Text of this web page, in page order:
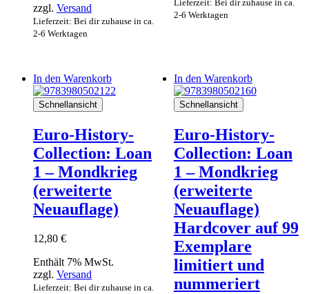
zzgl. Versand
Lieferzeit: Bei dir zuhause in ca.
2-6 Werktagen
Lieferzeit: Bei dir zuhause in ca.
2-6 Werktagen
In den Warenkorb
Schnellansicht
Euro-History-
Collection: Loan
1 – Mondkrieg
(erweiterte
Neuauflage)
12,80 €
Enthält 7% MwSt.
zzgl. Versand
Lieferzeit: Bei dir zuhause in ca.
In den Warenkorb
Schnellansicht
Euro-History-
Collection: Loan
1 – Mondkrieg
(erweiterte
Neuauflage)
Hardcover auf 99
Exemplare
limitiert und
nummeriert